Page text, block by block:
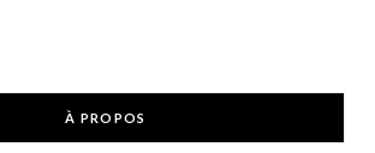
À PROPOS